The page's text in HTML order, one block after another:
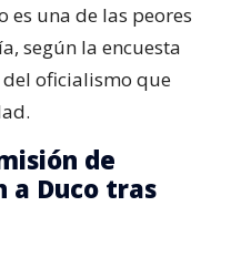
es una de las peores
según la encuesta
del oficialismo que
de
a Duco tras